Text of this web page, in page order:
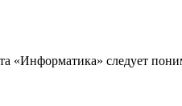
«Информатика» следует